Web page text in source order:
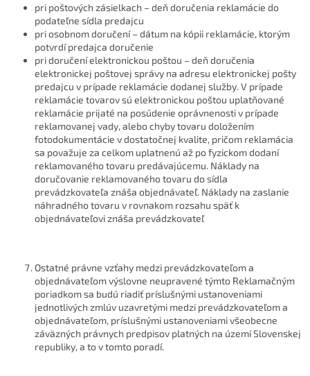
pri poštových zásielkach – deň doručenia reklamácie do
podateľne sídla predajcu
pri osobnom doručení – dátum na kópii reklamácie, ktorým
potvrdí predajca doručenie
pri doručení elektronickou poštou – deň doručenia
elektronickej poštovej správy na adresu elektronickej pošty
predajcu v prípade reklamácie dodanej služby. V prípade
reklamácie tovarov sú elektronickou poštou uplatňované
reklamácie prijaté na posúdenie oprávnenosti v prípade
reklamovanej vady, alebo chyby tovaru doložením
fotodokumentácie v dostatočnej kvalite, pričom reklamácia
sa považuje za celkom uplatnenú až po fyzickom dodaní
reklamovaného tovaru predávajúcemu. Náklady na
doručovanie reklamovaného tovaru do sídla
prevádzkovateľa znáša objednávateľ. Náklady na zaslanie
náhradného tovaru v rovnakom rozsahu späť k
objednávateľovi znáša prevádzkovateľ
Ostatné právne vzťahy medzi prevádzkovateľom a
objednávateľom výslovne neupravené týmto Reklamačným
poriadkom sa budú riadiť príslušnými ustanoveniami
jednotlivých zmlúv uzavretými medzi prevádzkovateľom a
objednávateľom, príslušnými ustanoveniami všeobecne
záväzných právnych predpisov platných na území Slovenskej
republiky, a to v tomto poradí.